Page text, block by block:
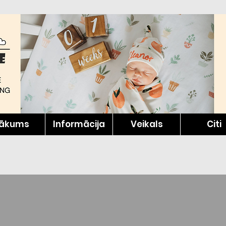
Informācija Veikals Citi